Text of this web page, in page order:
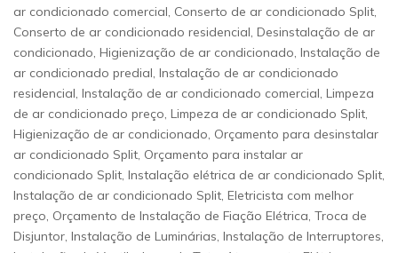
ar condicionado comercial, Conserto de ar condicionado Split,
Conserto de ar condicionado residencial, Desinstalação de ar
condicionado, Higienização de ar condicionado, Instalação de
ar condicionado predial, Instalação de ar condicionado
residencial, Instalação de ar condicionado comercial, Limpeza
de ar condicionado preço, Limpeza de ar condicionado Split,
Higienização de ar condicionado, Orçamento para desinstalar
ar condicionado Split, Orçamento para instalar ar
condicionado Split, Instalação elétrica de ar condicionado Split,
Instalação de ar condicionado Split, Eletricista com melhor
preço, Orçamento de Instalação de Fiação Elétrica, Troca de
Disjuntor, Instalação de Luminárias, Instalação de Interruptores,